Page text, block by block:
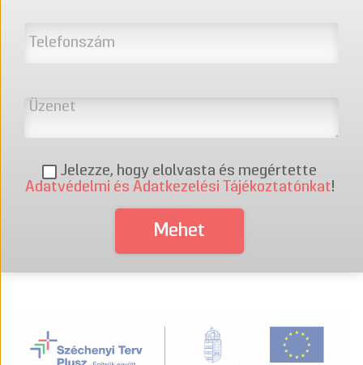
Jelezze, hogy elolvasta és megértette
Adatvédelmi és Adatkezelési Tájékoztatónkat!